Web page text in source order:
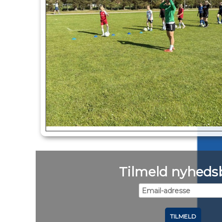
Tilmeld